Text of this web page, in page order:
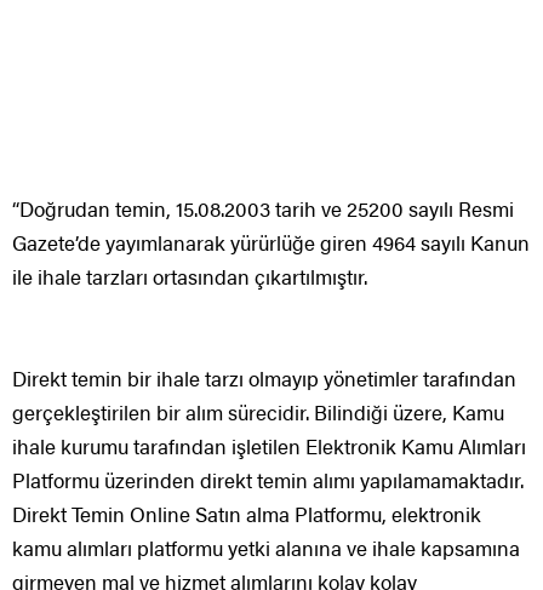
“Doğrudan temin, 15.08.2003 tarih ve 25200 sayılı Resmi
Gazete’de yayımlanarak yürürlüğe giren 4964 sayılı Kanun
ile ihale tarzları ortasından çıkartılmıştır.
Direkt temin bir ihale tarzı olmayıp yönetimler tarafından
gerçekleştirilen bir alım sürecidir. Bilindiği üzere, Kamu
ihale kurumu tarafından işletilen Elektronik Kamu Alımları
Platformu üzerinden direkt temin alımı yapılamamaktadır.
Direkt Temin Online Satın alma Platformu, elektronik
kamu alımları platformu yetki alanına ve ihale kapsamına
girmeyen mal ve hizmet alımlarını kolay kolay